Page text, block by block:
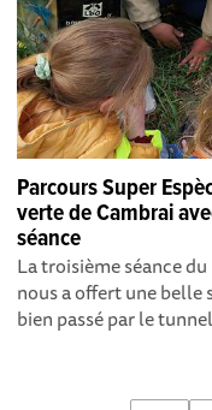
Parcours Super
verte de Cambrai
séance
La troisième séance
nous a offert une belle
bien passé par le